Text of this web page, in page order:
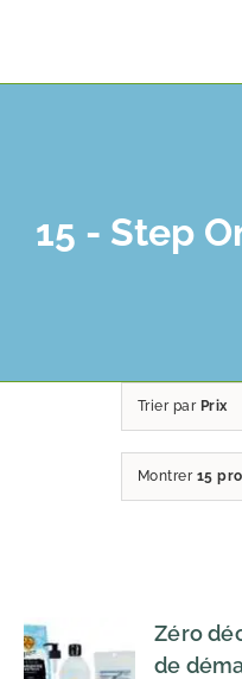
contenu
15 - Step
Trier par Prix
Montrer 15
Zéro
de